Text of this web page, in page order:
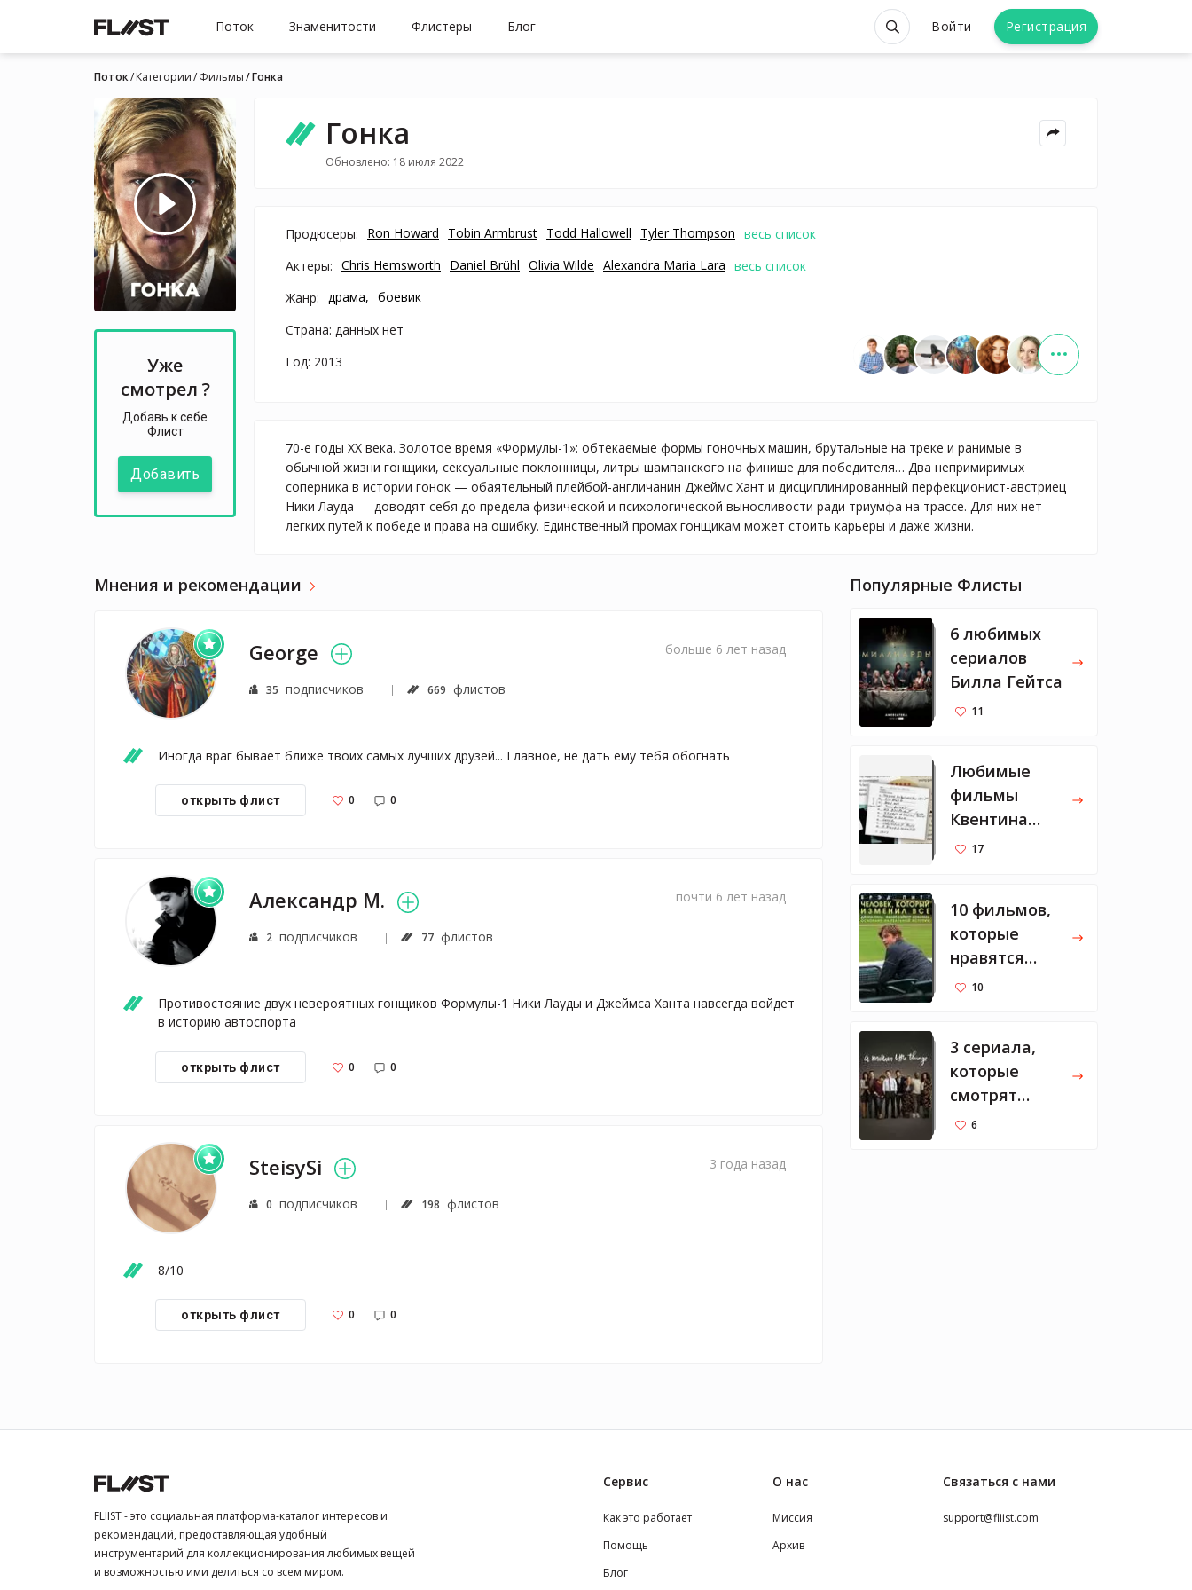
Поток Знаменитости Флистеры Блог Войти Регистрация
Поток Категории Фильмы Гонка
Уже
смотрел ?
Добавь к себе
Флист
Добавить
Гонка
Обновлено: 18 июля 2022
Продюсеры: Ron Howard Tobin Armbrust Todd Hallowell Tyler Thompson весь список
Актеры: Chris Hemsworth Daniel Brühl Olivia Wilde Alexandra Maria Lara весь список
Жанр:
драма, боевик
Страна: данных нет
Год: 2013
70-е годы XX века. Золотое время «Формулы-1»: обтекаемые формы гоночных машин, брутальные на треке и ранимые в
обычной жизни гонщики, сексуальные поклонницы, литры шампанского на финише для победителя… Два непримиримых
соперника в истории гонок — обаятельный плейбой-англичанин Джеймс Хант и дисциплинированный перфекционист-австриец
Ники Лауда — доводят себя до предела физической и психологической выносливости ради триумфа на трассе. Для них нет
легких путей к победе и права на ошибку. Единственный промах гонщикам может стоить карьеры и даже жизни.
Мнения и рекомендации
George
35 подписчиков 669 флистов
больше 6 лет назад
Иногда враг бывает ближе твоих самых лучших друзей... Главное, не дать ему тебя обогнать
открыть флист 0 0
Александр М.
2 подписчиков 77 флистов
почти 6 лет назад
Противостояние двух невероятных гонщиков Формулы-1 Ники Лауды и Джеймса Ханта навсегда войдет
в историю автоспорта
открыть флист 0 0
SteisySi
0 подписчиков 198 флистов
3 года назад
8/10
открыть флист 0 0
Популярные Флисты
6 любимых
сериалов
Билла Гейтса
11
Любимые
фильмы
Квентина
Тарантино
17
10 фильмов,
которые
нравятся
Марку
10
3 сериала,
которые
смотрят
Мелинда и
6
FLIIST - это социальная платформа-каталог интересов и
рекомендаций, предоставляющая удобный
инструментарий для коллекционирования любимых вещей
и возможностью ими делиться со всем миром.
Сервис
Как это работает
Помощь
Блог
О нас
Миссия
Архив
Связаться с нами
support@fliist.com